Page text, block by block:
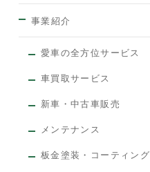
事業紹介
愛車の全方位サービス
車買取サービス
新車・中古車販売
メンテナンス
板金塗装・コーティング